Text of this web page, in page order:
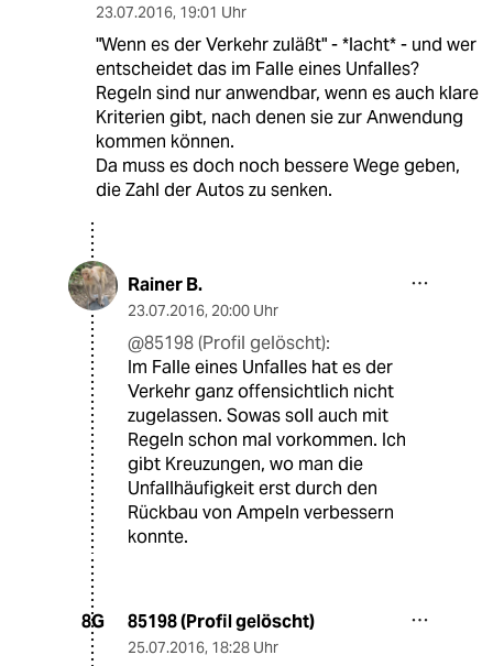
23.07.2016, 19:01 Uhr
"Wenn es der Verkehr zuläßt" - *lacht* - und wer
entscheidet das im Falle eines Unfalles?
Regeln sind nur anwendbar, wenn es auch klare
Kriterien gibt, nach denen sie zur Anwendung
kommen können.
Da muss es doch noch bessere Wege geben,
die Zahl der Autos zu senken.
Rainer B.
23.07.2016, 20:00 Uhr
@85198 (Profil gelöscht):
Im Falle eines Unfalles hat es der
Verkehr ganz offensichtlich nicht
zugelassen. Sowas soll auch mit
Regeln schon mal vorkommen. Ich
gibt Kreuzungen, wo man die
Unfallhäufigkeit erst durch den
Rückbau von Ampeln verbessern
konnte.
8G 85198 (Profil gelöscht)
25.07.2016, 18:28 Uhr